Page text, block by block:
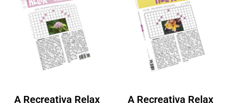
A Recreativa Relax
A Recreativa Relax